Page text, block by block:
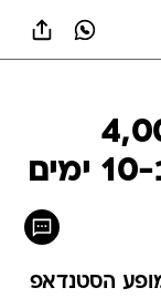
ל-4,000
הסטנדאפ